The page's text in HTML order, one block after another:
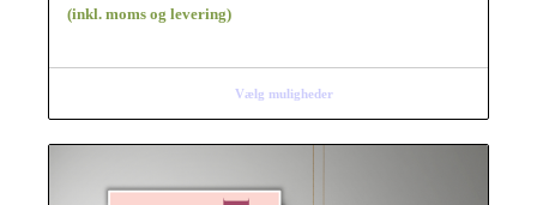
(inkl. moms og levering)
Vælg muligheder